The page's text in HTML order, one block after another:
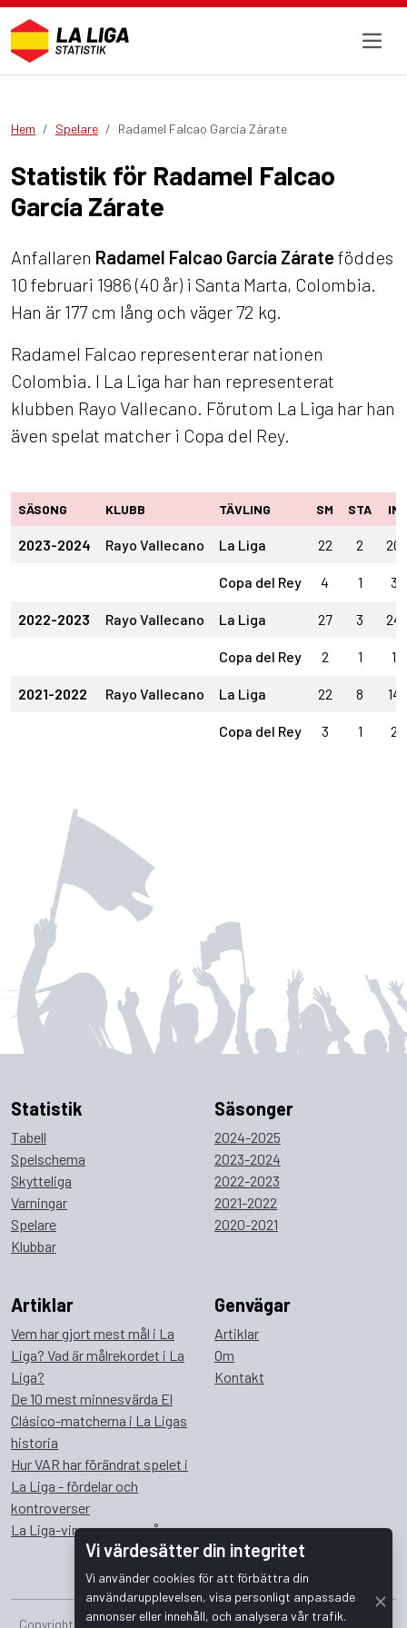
Vi värdesätter din integritet
Vi använder cookies för att förbättra din
användarupplevelsen, visa personligt anpassade
annonser eller innehåll, och analysera vår trafik.
Hem Spelare Radamel Falcao García Zárate
Statistik för Radamel Falcao
García Zárate
Anfallaren Radamel Falcao García Zárate föddes
10 februari 1986 (40 år) i Santa Marta, Colombia.
Han är 177 cm lång och väger 72 kg.
Radamel Falcao representerar nationen
Colombia. I La Liga har han representerat
klubben Rayo Vallecano. Förutom La Liga har han
även spelat matcher i Copa del Rey.
SÄSONG KLUBB TÄVLING SM STA IN
2023-2024 Rayo Vallecano La Liga 22 2 20
Copa del Rey 4 1 3
2022-2023 Rayo Vallecano La Liga 27 3 24
Copa del Rey 2 1 1
2021-2022 Rayo Vallecano La Liga 22 8 14
Copa del Rey 3 1 2
Statistik
Tabell
Spelschema
Skytteliga
Varningar
Spelare
Klubbar
Säsonger
2024-2025
2023-2024
2022-2023
2021-2022
2020-2021
Artiklar
Vem har gjort mest mål i La
Liga? Vad är målrekordet i La
Liga?
De 10 mest minnesvärda El
Clásico-matcherna i La Ligas
historia
Hur VAR har förändrat spelet i
La Liga - fördelar och
kontroverser
La Liga-vinnare genom åren
Genvägar
Artiklar
Om
Kontakt
Copyright © 2026 Bombus Interactive i Sverige AB. Alla rättigheter